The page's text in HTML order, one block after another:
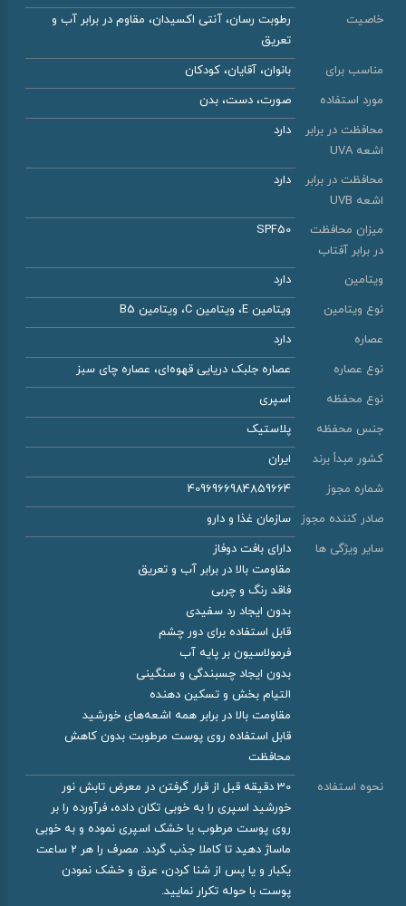
خاصیت
رطوبت رسان، آنتی اکسیدان، مقاوم در برابر آب و
تعریق
مناسب برای
بانوان، آقایان، کودکان
مورد استفاده
صورت، دست، بدن
محافظت در برابر
اشعه UVA
دارد
محافظت در برابر
اشعه UVB
دارد
میزان محافظت
در برابر آفتاب
SPF50
ویتامین
دارد
نوع ویتامین
ویتامین E، ویتامین C، ویتامین B5
عصاره
دارد
نوع عصاره
عصاره جلبک دریایی قهوه‌ای، عصاره چای سبز
نوع محفظه
اسپری
جنس محفظه
پلاستیک
کشور مبدأ برند
ایران
شماره مجوز
4096966984859664
صادر کننده مجوز
سازمان غذا و دارو
سایر ویژگی ها
دارای بافت دوفاز
مقاومت بالا در برابر آب و تعریق
فاقد رنگ و چربی
بدون ایجاد رد سفیدی
قابل استفاده برای دور چشم
فرمولاسیون بر پایه آب
بدون ایجاد چسبندگی و سنگینی
التیام بخش و تسکین دهنده
مقاومت بالا در برابر همه اشعه‌های خورشید
قابل استفاده روی پوست مرطوبت بدون کاهش
محافظت
نحوه استفاده
30 دقیقه قبل از قرار گرفتن در معرض تابش نور
خورشید اسپری را به خوبی تکان داده، فرآورده را بر
روی پوست مرطوب یا خشک اسپری نموده و به خوبی
ماساژ دهید تا کاملا جذب گردد. مصرف را هر 2 ساعت
یکبار و یا پس از شنا کردن، عرق و خشک نمودن
پوست با حوله تکرار نمایید.